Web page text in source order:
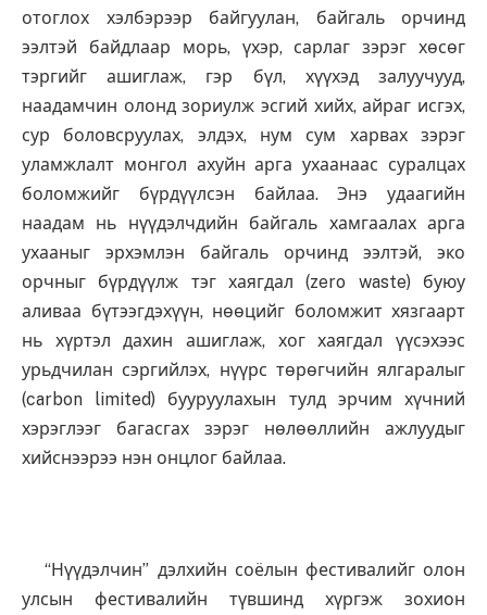
отоглох хэлбэрээр байгуулан, байгаль орчинд
ээлтэй байдлаар морь, үхэр, сарлаг зэрэг хөсөг
тэргийг ашиглаж, гэр бүл, хүүхэд залуучууд,
наадамчин олонд зориулж эсгий хийх, айраг исгэх,
сур боловсруулах, элдэх, нум сум харвах зэрэг
уламжлалт монгол ахуйн арга ухаанаас суралцах
боломжийг бүрдүүлсэн байлаа. Энэ удаагийн
наадам нь нүүдэлчдийн байгаль хамгаалах арга
ухааныг эрхэмлэн байгаль орчинд ээлтэй, эко
орчныг бүрдүүлж тэг хаягдал (zero waste) буюу
аливаа бүтээгдэхүүн, нөөцийг боломжит хязгаарт
нь хүртэл дахин ашиглаж, хог хаягдал үүсэхээс
урьдчилан сэргийлэх, нүүрс төрөгчийн ялгаралыг
(carbon limited) бууруулахын тулд эрчим хүчний
хэрэглээг багасгах зэрэг нөлөөллийн ажлуудыг
хийснээрээ нэн онцлог байлаа.
“Нүүдэлчин” дэлхийн соёлын фестивалийг олон
улсын фестивалийн түвшинд хүргэж зохион